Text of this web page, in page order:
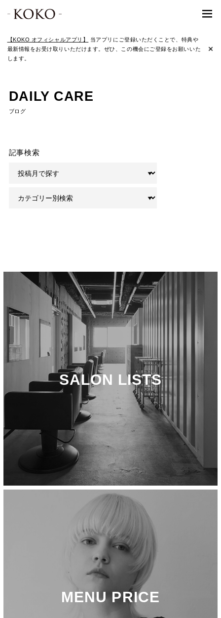
【KOKO オフィシャルアプリ】
当アプリにご登録いただくことで、特典や
最新情報をお受け取りいただけます。ぜひ、この機会にご登録をお願いいた
します。
DAILY CARE
ブログ
記事検索
SALON LISTS
MENU PRICE